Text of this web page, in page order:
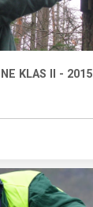
KLAS II - 2015